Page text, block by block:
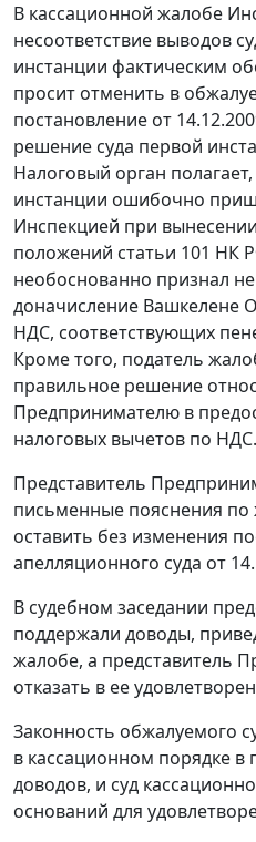
В кассационной жалобе
несоответствие выводов
инстанции фактическим
просит отменить в
постановление от
решение суда первой
Налоговый орган
инстанции ошибочно
Инспекцией при
положений статьи 101 НК
необоснованно признал
доначисление Вашкелене
НДС, соответствующих
Кроме того, податель
правильное решение
Предпринимателю в
налоговых вычетов по НДС.
Представитель
письменные пояснения по
оставить без изменения
апелляционного суда от
В судебном заседании
поддержали доводы,
жалобе, а представитель
отказать в ее
Законность обжалуемого
в кассационном порядке в
доводов, и суд
оснований для